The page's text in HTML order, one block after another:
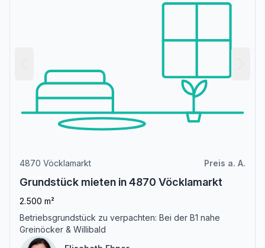
4870 Vöcklamarkt Preis a. A.
Grundstück mieten in 4870 Vöcklamarkt
2.500 m²
Betriebsgrundstück zu verpachten: Bei der B1 nahe
Greinöcker & Willibald